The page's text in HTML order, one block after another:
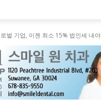
벌 기업, 이젠 최소 15% 법인세 내야